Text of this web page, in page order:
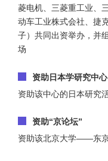
菱电机、三菱重工业、
动车工业株式会社、捷
子）共同出资举办，并
场
资助日本学研究中心
资助该中心的日本研究
资助“京论坛”
资助该北京大学——东京